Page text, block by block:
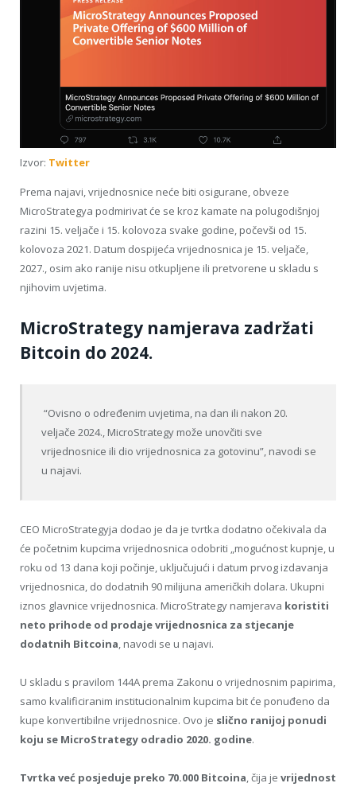
Izvor: Twitter
Prema najavi, vrijednosnice neće biti osigurane, obveze
MicroStrategya podmirivat će se kroz kamate na polugodišnjoj
razini 15. veljače i 15. kolovoza svake godine, počevši od 15.
kolovoza 2021. Datum dospijeća vrijednosnica je 15. veljače,
2027., osim ako ranije nisu otkupljene ili pretvorene u skladu s
njihovim uvjetima.
MicroStrategy namjerava zadržati
Bitcoin do 2024.
“Ovisno o određenim uvjetima, na dan ili nakon 20.
veljače 2024., MicroStrategy može unovčiti sve
vrijednosnice ili dio vrijednosnica za gotovinu”, navodi se
u najavi.
CEO MicroStrategyja dodao je da je tvrtka dodatno očekivala da
će početnim kupcima vrijednosnica odobriti „mogućnost kupnje, u
roku od 13 dana koji počinje, uključujući i datum prvog izdavanja
vrijednosnica, do dodatnih 90 milijuna američkih dolara. Ukupni
iznos glavnice vrijednosnica. MicroStrategy namjerava koristiti
neto prihode od prodaje vrijednosnica za stjecanje
dodatnih Bitcoina, navodi se u najavi.
U skladu s pravilom 144A prema Zakonu o vrijednosnim papirima,
samo kvalificiranim institucionalnim kupcima bit će ponuđeno da
kupe konvertibilne vrijednosnice. Ovo je slično ranijoj ponudi
koju se MicroStrategy odradio 2020. godine.
Tvrtka već posjeduje preko 70.000 Bitcoina, čija je vrijednost